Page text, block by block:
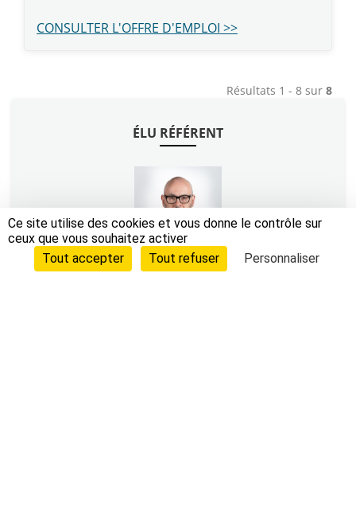
CONSULTER L'OFFRE D'EMPLOI >>
Résultats 1 - 8 sur 8
ÉLU RÉFÉRENT
Ce site utilise des cookies et vous donne le contrôle sur
ceux que vous souhaitez activer
Tout accepter
Tout refuser Personnaliser